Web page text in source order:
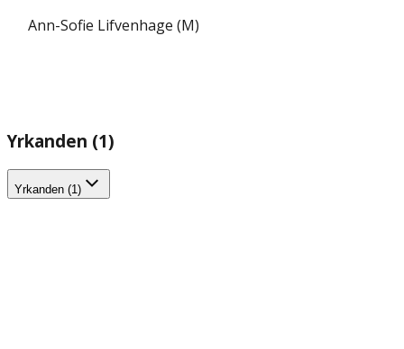
Ann-Sofie Lifvenhage (M)
Yrkanden (1)
Yrkanden (1)